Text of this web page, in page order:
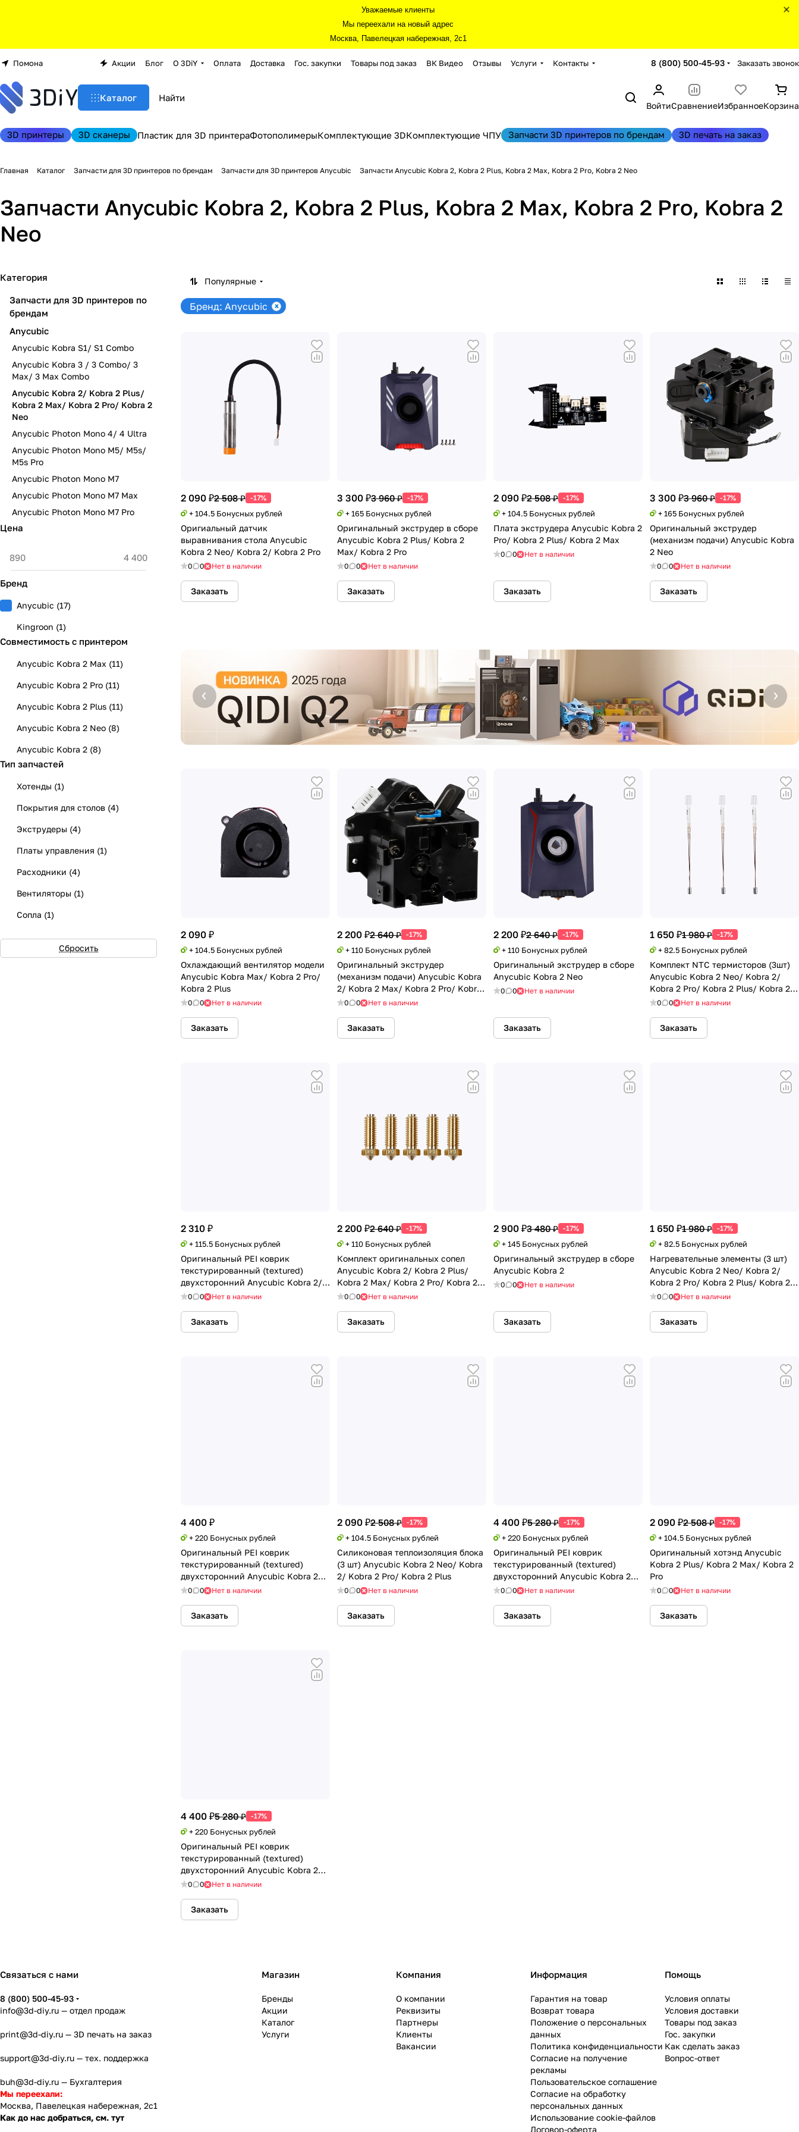
Уважаемые клиенты
Мы переехали на новый адрес
Москва, Павелецкая набережная, 2с1
Помона Акции Блог О 3DiY Оплата Доставка Гос. закупки Товары под заказ ВК Видео Отзывы Услуги Контакты 8 (800) 500-45-93 Заказать звонок
Каталог
ВойтиСравнениеИзбранноеКорзина
3D принтеры 3D сканеры Пластик для 3D принтераФотополимерыКомплектующие 3DКомплектующие ЧПУ Запчасти 3D принтеров по брендам 3D печать на заказ
Главная Каталог Запчасти для 3D принтеров по брендам Запчасти для 3D принтеров Anycubic Запчасти Anycubic Kobra 2, Kobra 2 Plus, Kobra 2 Max, Kobra 2 Pro, Kobra 2 Neo
Запчасти Anycubic Kobra 2, Kobra 2 Plus, Kobra 2 Max, Kobra 2 Pro, Kobra 2
Neo
Популярные
Бренд: Anycubic
2 090 ₽2 508 ₽ -17%
+ 104.5 Бонусных рублей
Оригиальный датчик
выравнивания стола Anycubic
Kobra 2 Neo/ Kobra 2/ Kobra 2 Pro
0 0 Нет в наличии
Заказать
3 300 ₽3 960 ₽ -17%
+ 165 Бонусных рублей
Оригинальный экструдер в сборе
Anycubic Kobra 2 Plus/ Kobra 2
Max/ Kobra 2 Pro
0 0 Нет в наличии
Заказать
2 090 ₽2 508 ₽ -17%
+ 104.5 Бонусных рублей
Плата экструдера Anycubic Kobra 2
Pro/ Kobra 2 Plus/ Kobra 2 Max
0 0 Нет в наличии
Заказать
3 300 ₽3 960 ₽ -17%
+ 165 Бонусных рублей
Оригинальный экструдер
(механизм подачи) Anycubic Kobra
2 Neo
0 0 Нет в наличии
Заказать
2 090 ₽
+ 104.5 Бонусных рублей
Охлаждающий вентилятор модели
Anycubic Kobra Max/ Kobra 2 Pro/
Kobra 2 Plus
0 0 Нет в наличии
Заказать
2 200 ₽2 640 ₽ -17%
+ 110 Бонусных рублей
Оригинальный экструдер
(механизм подачи) Anycubic Kobra
2/ Kobra 2 Max/ Kobra 2 Pro/ Kobra
2 Plus
0 0 Нет в наличии
Заказать
2 200 ₽2 640 ₽ -17%
+ 110 Бонусных рублей
Оригинальный экструдер в сборе
Anycubic Kobra 2 Neo
0 0 Нет в наличии
Заказать
1 650 ₽1 980 ₽ -17%
+ 82.5 Бонусных рублей
Комплект NTC термисторов (3шт)
Anycubic Kobra 2 Neo/ Kobra 2/
Kobra 2 Pro/ Kobra 2 Plus/ Kobra 2
Max
0 0 Нет в наличии
Заказать
2 310 ₽
+ 115.5 Бонусных рублей
Оригинальный PEI коврик
текстурированный (textured)
двухсторонний Anycubic Kobra 2/
Kobra 2 Pro
0 0 Нет в наличии
Заказать
2 200 ₽2 640 ₽ -17%
+ 110 Бонусных рублей
Комплект оригинальных сопел
Anycubic Kobra 2/ Kobra 2 Plus/
Kobra 2 Max/ Kobra 2 Pro/ Kobra 2
Neo
0 0 Нет в наличии
Заказать
2 900 ₽3 480 ₽ -17%
+ 145 Бонусных рублей
Оригинальный экструдер в сборе
Anycubic Kobra 2
0 0 Нет в наличии
Заказать
1 650 ₽1 980 ₽ -17%
+ 82.5 Бонусных рублей
Нагревательные элементы (3 шт)
Anycubic Kobra 2 Neo/ Kobra 2/
Kobra 2 Pro/ Kobra 2 Plus/ Kobra 2
Max
0 0 Нет в наличии
Заказать
4 400 ₽
+ 220 Бонусных рублей
Оригинальный PEI коврик
текстурированный (textured)
двухсторонний Anycubic Kobra 2
Neo
0 0 Нет в наличии
Заказать
2 090 ₽2 508 ₽ -17%
+ 104.5 Бонусных рублей
Силиконовая теплоизоляция блока
(3 шт) Anycubic Kobra 2 Neo/ Kobra
2/ Kobra 2 Pro/ Kobra 2 Plus
0 0 Нет в наличии
Заказать
4 400 ₽5 280 ₽ -17%
+ 220 Бонусных рублей
Оригинальный PEI коврик
текстурированный (textured)
двухсторонний Anycubic Kobra 2
Max
0 0 Нет в наличии
Заказать
2 090 ₽2 508 ₽ -17%
+ 104.5 Бонусных рублей
Оригинальный хотэнд Anycubic
Kobra 2 Plus/ Kobra 2 Max/ Kobra 2
Pro
0 0 Нет в наличии
Заказать
4 400 ₽5 280 ₽ -17%
+ 220 Бонусных рублей
Оригинальный PEI коврик
текстурированный (textured)
двухсторонний Anycubic Kobra 2
Plus
0 0 Нет в наличии
Заказать
Категория
Запчасти для 3D принтеров по
брендам
Anycubic
Anycubic Kobra S1/ S1 Combo
Anycubic Kobra 3 / 3 Combo/ 3
Max/ 3 Max Combo
Anycubic Kobra 2/ Kobra 2 Plus/
Kobra 2 Max/ Kobra 2 Pro/ Kobra 2
Neo
Anycubic Photon Mono 4/ 4 Ultra
Anycubic Photon Mono M5/ M5s/
M5s Pro
Anycubic Photon Mono M7
Anycubic Photon Mono M7 Max
Anycubic Photon Mono M7 Pro
Цена
Бренд
Anycubic (17)
Kingroon (1)
Совместимость с принтером
Anycubic Kobra 2 Max (11)
Anycubic Kobra 2 Pro (11)
Anycubic Kobra 2 Plus (11)
Anycubic Kobra 2 Neo (8)
Anycubic Kobra 2 (8)
Тип запчастей
Хотенды (1)
Покрытия для столов (4)
Экструдеры (4)
Платы управления (1)
Расходники (4)
Вентиляторы (1)
Сопла (1)
Сбросить
Связаться с нами
8 (800) 500-45-93
info@3d-diy.ru — отдел продаж
print@3d-diy.ru — 3D печать на заказ
support@3d-diy.ru — тех. поддержка
buh@3d-diy.ru — Бухгалтерия
Мы переехали:
Москва, Павелецкая набережная, 2с1
Как до нас добраться, см. тут
Магазин
Бренды
Акции
Каталог
Услуги
Компания
О компании
Реквизиты
Партнеры
Клиенты
Вакансии
Информация
Гарантия на товар
Возврат товара
Положение о персональных
данных
Политика конфиденциальности
Согласие на получение
рекламы
Пользовательское соглашение
Согласие на обработку
персональных данных
Использование cookie-файлов
Договор-оферта
Помощь
Условия оплаты
Условия доставки
Товары под заказ
Гос. закупки
Как сделать заказ
Вопрос-ответ